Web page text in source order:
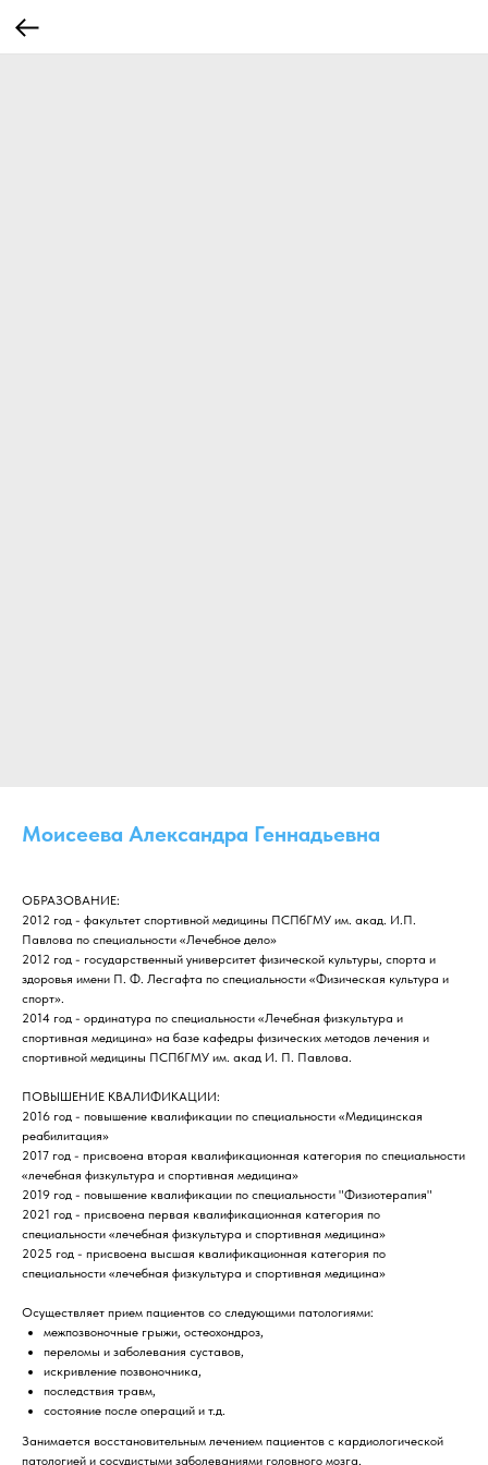
Моисеева Александра Геннадьевна
ОБРАЗОВАНИЕ:
2012 год - факультет спортивной медицины ПСПбГМУ им. акад. И.П.
Павлова по специальности «Лечебное дело»
2012 год - государственный университет физической культуры, спорта и
здоровья имени П. Ф. Лесгафта по специальности «Физическая культура и
спорт».
2014 год - ординатура по специальности «Лечебная физкультура и
спортивная медицина» на базе кафедры физических методов лечения и
спортивной медицины ПСПбГМУ им. акад И. П. Павлова.
ПОВЫШЕНИЕ КВАЛИФИКАЦИИ:
2016 год - повышение квалификации по специальности «Медицинская
реабилитация»
2017 год - присвоена вторая квалификационная категория по специальности
«лечебная физкультура и спортивная медицина»
2019 год - повышение квалификации по специальности "Физиотерапия"
2021 год - присвоена первая квалификационная категория по
специальности «лечебная физкультура и спортивная медицина»
2025 год - присвоена высшая квалификационная категория по
специальности «лечебная физкультура и спортивная медицина»
Осуществляет прием пациентов со следующими патологиями:
межпозвоночные грыжи, остеохондроз,
переломы и заболевания суставов,
искривление позвоночника,
последствия травм,
состояние после операций и т.д.
Занимается восстановительным лечением пациентов с кардиологической
патологией и сосудистыми заболеваниями головного мозга.